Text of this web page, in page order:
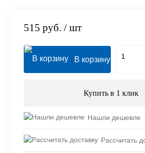
515 руб. / шт
В корзину
Купить в 1 клик
Нашли дешевле
Рассчитать